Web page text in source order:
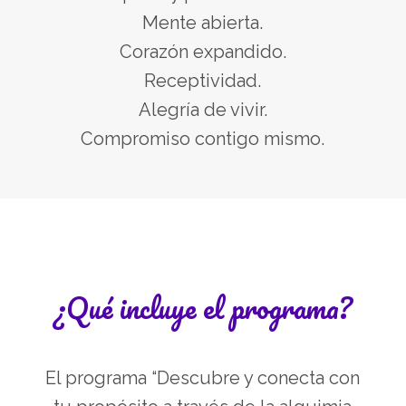
Mente abierta.
Corazón expandido.
Receptividad.
Alegría de vivir.
Compromiso contigo mismo.
¿Qué incluye el programa?
El programa “Descubre y conecta con